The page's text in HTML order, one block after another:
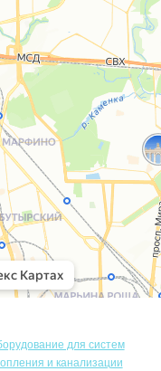
для систем
и канализации